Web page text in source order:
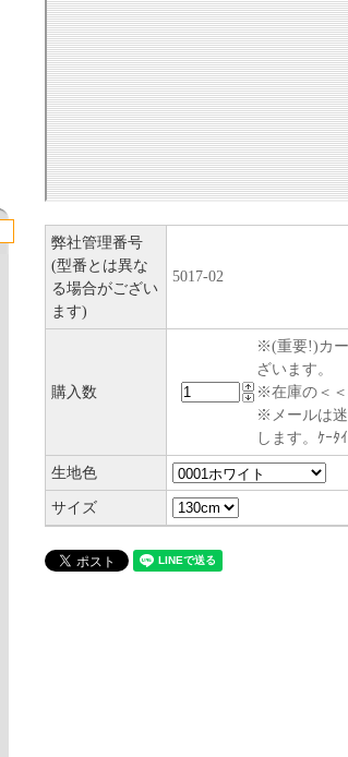
弊社管理番号
(型番とは異な
る場合がござい
ます)
5017-02
購入数
※(重要!)カー
ざいます。
※在庫の＜＜
※メールは
します。ｹｰﾀ
生地色
サイズ